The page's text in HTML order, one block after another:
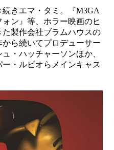
きエマ・タミ。『M3GA
ン』等、ホラー映画のヒ
製作会社ブラムハウスの
ら続いてプロデューサー
・ハッチャーソンほか、
・ルビオらメインキャス